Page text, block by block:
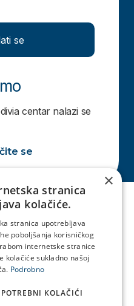
se
centar nalazi se
se
×
stranica
kolačiće.
stranica upotrebljava
poboljšanja korisničkog
internetske stranice
kolačiće sukladno našoj
Podrobno
KOLAČIĆI